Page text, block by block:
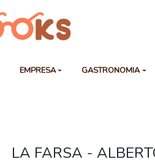
EMPRESA GASTRONOMIA
LA FARSA -